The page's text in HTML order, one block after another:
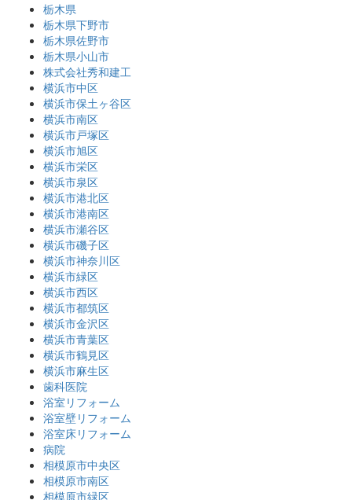
栃木県
栃木県下野市
栃木県佐野市
栃木県小山市
株式会社秀和建工
横浜市中区
横浜市保土ヶ谷区
横浜市南区
横浜市戸塚区
横浜市旭区
横浜市栄区
横浜市泉区
横浜市港北区
横浜市港南区
横浜市瀬谷区
横浜市磯子区
横浜市神奈川区
横浜市緑区
横浜市西区
横浜市都筑区
横浜市金沢区
横浜市青葉区
横浜市鶴見区
横浜市麻生区
歯科医院
浴室リフォーム
浴室壁リフォーム
浴室床リフォーム
病院
相模原市中央区
相模原市南区
相模原市緑区